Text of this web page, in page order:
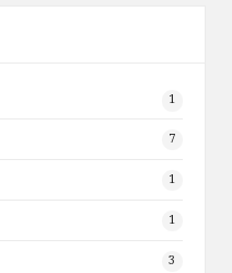
1
7
1
1
3